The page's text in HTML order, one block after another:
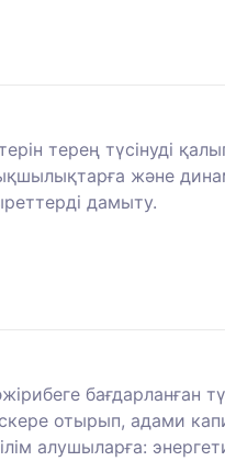
терең түсінуді
және
дамыту.
бағдарланған
отырып, адами
алушыларға: